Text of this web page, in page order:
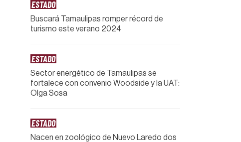
ESTADO
Buscará Tamaulipas romper récord de
turismo este verano 2024
ESTADO
Sector energético de Tamaulipas se
fortalece con convenio Woodside y la UAT:
Olga Sosa
ESTADO
Nacen en zoológico de Nuevo Laredo dos